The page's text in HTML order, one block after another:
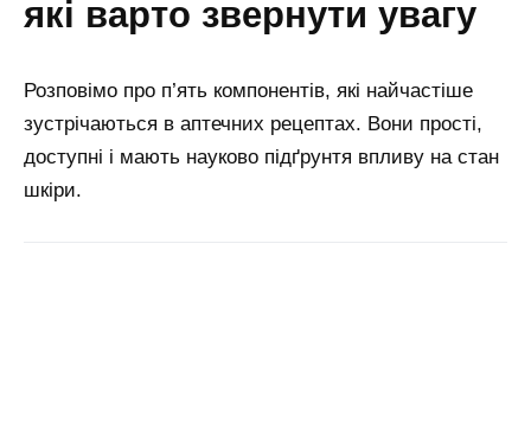
які варто звернути увагу
Розповімо про п’ять компонентів, які найчастіше
зустрічаються в аптечних рецептах. Вони прості,
доступні і мають науково підґрунтя впливу на стан
шкіри.